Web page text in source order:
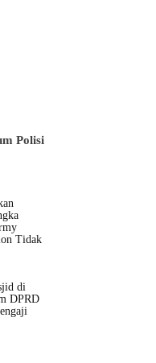
Polisi
Tidak
di
DPRD